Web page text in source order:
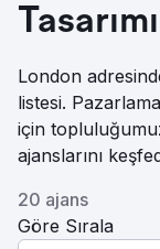
London
listesi.
için
ajanslarını
20 ajans
Göre Sırala